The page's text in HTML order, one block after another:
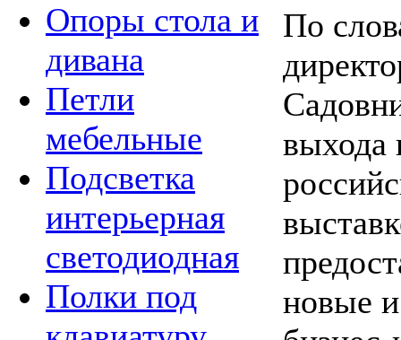
Опоры стола и
дивана
Петли
мебельные
Подсветка
интерьерная
светодиодная
Полки под
По
выхода
новые